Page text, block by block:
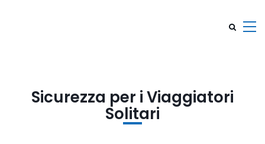
Sicurezza per i Viaggiatori
Solitari